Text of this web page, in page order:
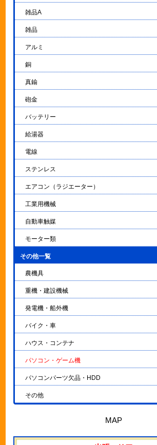
雑品A
雑品
アルミ
銅
真鍮
砲金
バッテリー
給湯器
電線
ステンレス
エアコン（ラジエーター）
工業用機械
自動車触媒
モーター類
その他一覧
農機具
重機・建設機械
発電機・船外機
バイク・車
ハウス・コンテナ
パソコン・ゲーム機
パソコンパーツ欠品・HDD
その他
MAP